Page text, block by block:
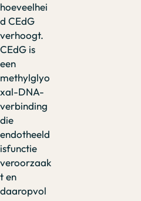
hoeveelhei
d CEdG
verhoogt.
CEdG is
een
methylglyo
xal-DNA-
verbinding
die
endotheeld
isfunctie
veroorzaak
t en
daaropvol